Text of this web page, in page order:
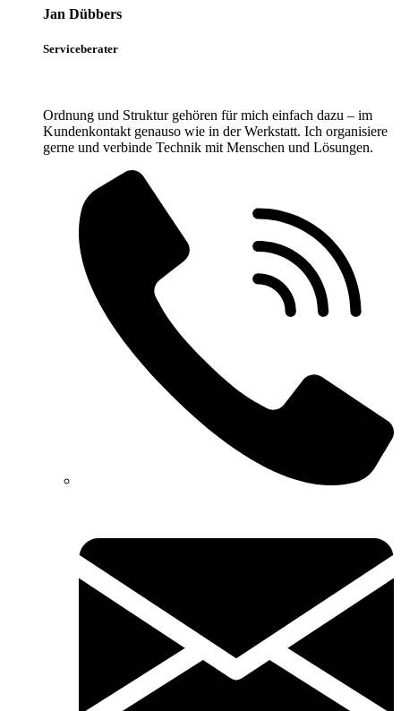
Jan Dübbers
Serviceberater
Ordnung und Struktur gehören für mich einfach dazu – im
Kundenkontakt genauso wie in der Werkstatt. Ich organisiere
gerne und verbinde Technik mit Menschen und Lösungen.